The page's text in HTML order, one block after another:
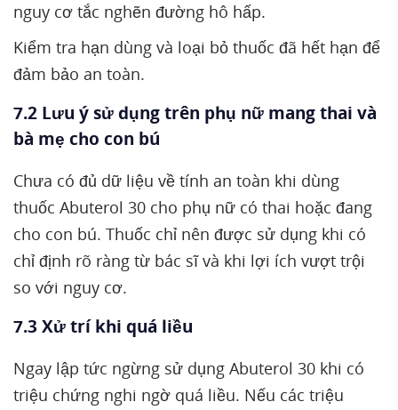
nguy cơ tắc nghẽn đường hô hấp.
Kiểm tra hạn dùng và loại bỏ thuốc đã hết hạn để
đảm bảo an toàn.
7.2 Lưu ý sử dụng trên phụ nữ mang thai và
bà mẹ cho con bú
Chưa có đủ dữ liệu về tính an toàn khi dùng
thuốc Abuterol 30 cho phụ nữ có thai hoặc đang
cho con bú. Thuốc chỉ nên được sử dụng khi có
chỉ định rõ ràng từ bác sĩ và khi lợi ích vượt trội
so với nguy cơ.
7.3 Xử trí khi quá liều
Ngay lập tức ngừng sử dụng Abuterol 30 khi có
triệu chứng nghi ngờ quá liều. Nếu các triệu